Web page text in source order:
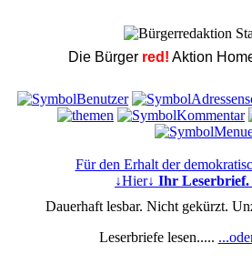
Die Bürger red! Aktion
Für den Erhalt der
↓Hier↓ Ihr Leserbrief.
Dauerhaft lesbar. Nicht gekürzt.
Leserbriefe lesen.....